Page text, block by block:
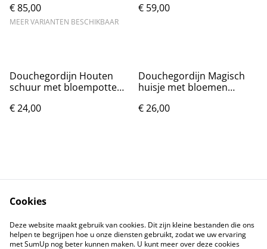
€ 85,00
MEER VARIANTEN BESCHIKBAAR
€ 59,00
Douchegordijn Houten
schuur met bloempotten
€ 24,00
Douchegordijn Magisch
huisje met bloemen
€ 26,00
Contact
Voorwaarden
Privacybeleid
Cookiebeleid
Cookies
Deze website maakt gebruik van cookies. Dit zijn kleine bestanden die ons
helpen te begrijpen hoe u onze diensten gebruikt, zodat we uw ervaring
met SumUp nog beter kunnen maken. U kunt meer over deze cookies